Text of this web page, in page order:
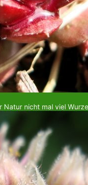
nicht mal viel